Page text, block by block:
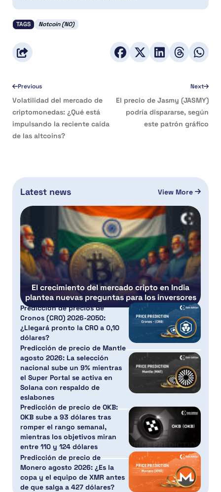
TAGS Notcoin (NO)
Previous
Volatilidad del mercado de
criptomonedas: ¿Qué está
impulsando la reciente caída
de las altcoins?
Next
El precio de Jasmy (JASMY)
podría dispararse, según
este patrón gráfico
Latest news View More
El crecimiento del mercado cripto en India
plantea nuevas preguntas para los inversores
Predicción de precios de
Cronos (CRO) 2026-2050:
¿Llegará pronto la CRO a 0,10
dólares?
Predicción de precio de Mantle
agosto 2026: La selección
nacional sube un 9% mientras
el Super Portal se activa en
Solana con respaldo de
eslabones
Predicción de precio de OKB:
OKB sube a 93 dólares tras
romper el rango semanal,
mientras los objetivos miran
entre 110 y 124 dólares
Predicción de precio de
Monero agosto 2026: ¿Es la
copa y el equipo de XMR antes
de que salga a 427 dólares?